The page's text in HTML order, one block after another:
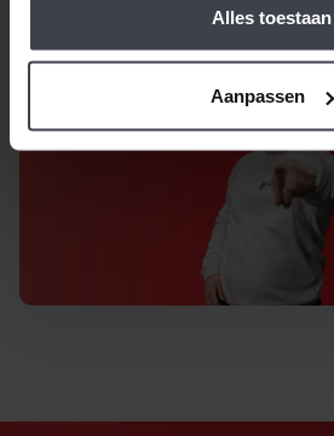
Alles toestaan
Aanpassen